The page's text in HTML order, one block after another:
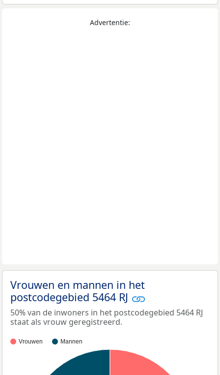
Advertentie:
Vrouwen en mannen in het
postcodegebied 5464 RJ
50% van de inwoners in het postcodegebied 5464 RJ
staat als vrouw geregistreerd.
Vrouwen Mannen